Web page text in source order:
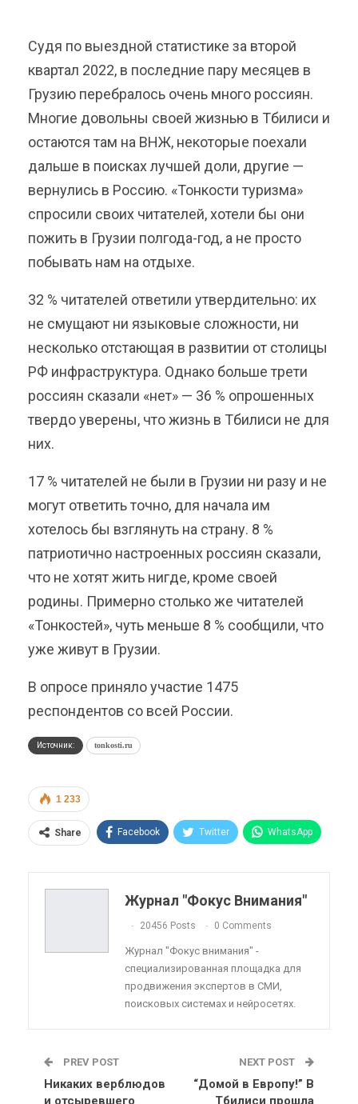
Судя по выездной статистике за второй
квартал 2022, в последние пару месяцев в
Грузию перебралось очень много россиян.
Многие довольны своей жизнью в Тбилиси и
остаются там на ВНЖ, некоторые поехали
дальше в поисках лучшей доли, другие —
вернулись в Россию. «Тонкости туризма»
спросили своих читателей, хотели бы они
пожить в Грузии полгода-год, а не просто
побывать нам на отдыхе.
32 % читателей ответили утвердительно: их
не смущают ни языковые сложности, ни
несколько отстающая в развитии от столицы
РФ инфраструктура. Однако больше трети
россиян сказали «нет» — 36 % опрошенных
твердо уверены, что жизнь в Тбилиси не для
них.
17 % читателей не были в Грузии ни разу и не
могут ответить точно, для начала им
хотелось бы взглянуть на страну. 8 %
патриотично настроенных россиян сказали,
что не хотят жить нигде, кроме своей
родины. Примерно столько же читателей
«Тонкостей», чуть меньше 8 % сообщили, что
уже живут в Грузии.
В опросе приняло участие 1475
респондентов со всей России.
Источник: tonkosti.ru
1 233
Share Facebook Twitter WhatsApp
Telegram Viber
Linkedin Tumblr
Журнал "Фокус Внимания"
20456 Posts 0 Comments
Журнал "Фокус внимания" -
специализированная площадка для
продвижения экспертов в СМИ,
поисковых системах и нейросетях.
PREV POST
Никаких верблюдов
и отсыревшего
NEXT POST
“Домой в Европу!” В
Тбилиси прошла